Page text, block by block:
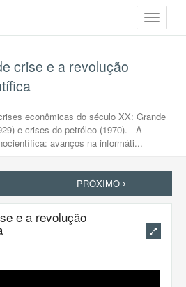
Toggle
crise e a revolução
econômicas do século XX: Grande
e crises do petróleo (1970). - A
avanços na informáti...
PRÓXIMO
e a revolução